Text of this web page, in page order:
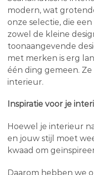
modern, wat
onze selectie, die
zowel de kleine
toonaangevende
met merken is erg
één ding gemeen.
interieur.
Inspiratie voor je
Hoewel je interieur
en jouw stijl moet
kwaad om
Daarom hebben we